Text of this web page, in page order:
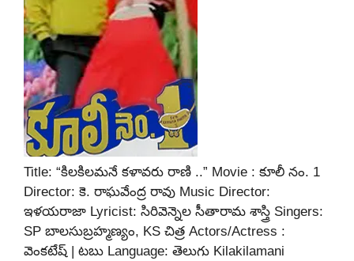
Title: “కిలకిలమనే కళావరు రాణి ..” Movie : కూలీ నం. 1
Director: కె. రాఘవేంద్ర రావు Music Director:
ఇళయరాజా Lyricist: సిరివెన్నెల సీతారామ శాస్త్రి Singers:
SP బాలసుబ్రహ్మణ్యం, KS చిత్ర Actors/Actress :
వెంకటేష్ | టబు Language: తెలుగు Kilakilamani